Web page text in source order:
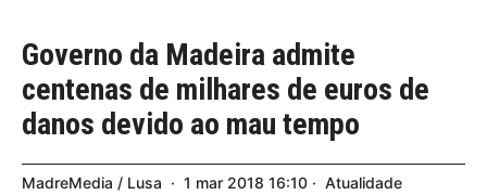
Governo da Madeira admite
centenas de milhares de euros de
danos devido ao mau tempo
MadreMedia / Lusa 1 mar 2018 16:10 Atualidade